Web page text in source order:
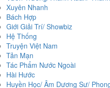
Xuyên Nhanh
Bách Hợp
Giới Giải Trí/ Showbiz
Hệ Thống
Truyện Việt Nam
Tản Mạn
Tác Phẩm Nước Ngoài
Hài Hước
Huyền Học/ Âm Dương Sư/